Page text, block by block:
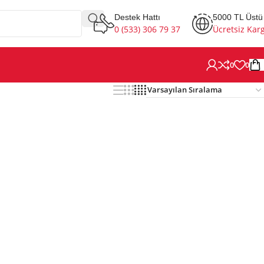
Destek Hattı
0 (533) 306 79 37
5000 TL Üstü
Ücretsiz
0 0